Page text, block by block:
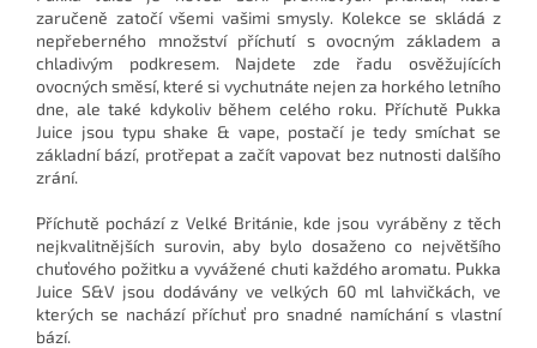
zaručeně zatočí všemi vašimi smysly. Kolekce se skládá z
nepřeberného množství příchutí s ovocným základem a
chladivým podkresem. Najdete zde řadu osvěžujících
ovocných směsí, které si vychutnáte nejen za horkého letního
dne, ale také kdykoliv během celého roku. Příchutě Pukka
Juice jsou typu shake & vape, postačí je tedy smíchat se
základní bází, protřepat a začít vapovat bez nutnosti dalšího
zrání.
Příchutě pochází z Velké Británie, kde jsou vyráběny z těch
nejkvalitnějších surovin, aby bylo dosaženo co největšího
chuťového požitku a vyvážené chuti každého aromatu. Pukka
Juice S&V jsou dodávány ve velkých 60 ml lahvičkách, ve
kterých se nachází příchuť pro snadné namíchání s vlastní
bází.